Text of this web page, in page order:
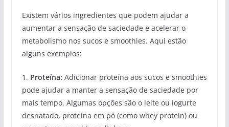
Existem vários ingredientes que podem ajudar a
aumentar a sensação de saciedade e acelerar o
metabolismo nos sucos e smoothies. Aqui estão
alguns exemplos:
1. Proteína: Adicionar proteína aos sucos e smoothies
pode ajudar a manter a sensação de saciedade por
mais tempo. Algumas opções são o leite ou iogurte
desnatado, proteína em pó (como whey protein) ou